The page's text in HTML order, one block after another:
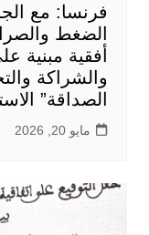
فرنسا: مع
الضغط
أفقية مبنية
والشراكة
الصداقة”
مايو 20, 2026